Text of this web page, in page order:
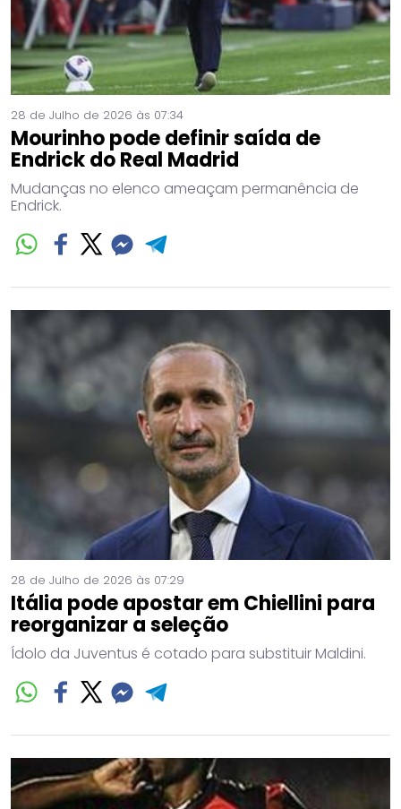
28 de Julho de 2026 às 07:34
Mourinho pode definir saída de
Endrick do Real Madrid
Mudanças no elenco ameaçam permanência de
Endrick.
28 de Julho de 2026 às 07:29
Itália pode apostar em Chiellini para
reorganizar a seleção
Ídolo da Juventus é cotado para substituir Maldini.